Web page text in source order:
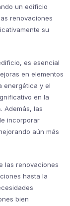
un edificio
renovaciones
su
es esencial
en elementos
energética y el
en la
Además, las
incorporar
aún más
las renovaciones
hasta la
bien